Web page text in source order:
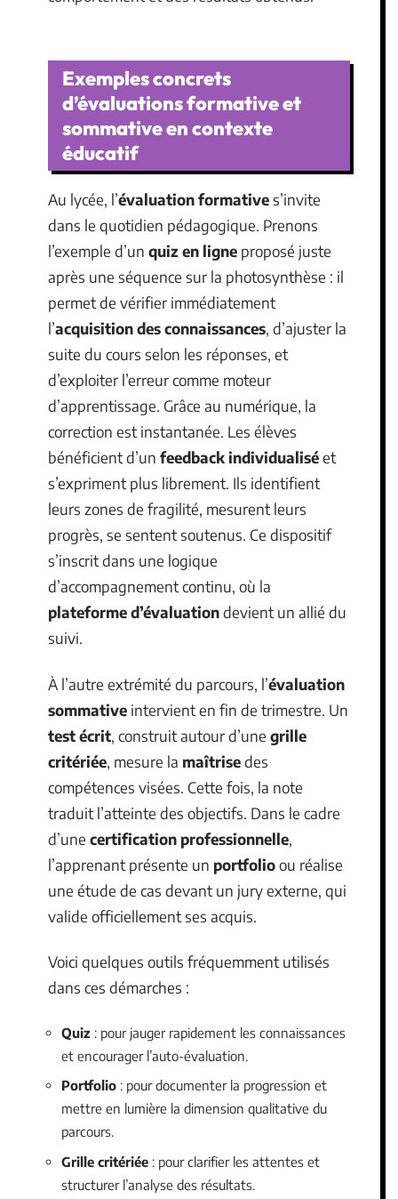
Exemples concrets
d’évaluations formative et
sommative en contexte
éducatif
Au lycée, l’évaluation formatives’invite
dans le quotidien pédagogique. Prenons
l’exemple d’un quiz en ligne proposé juste
après une séquence sur la photosynthèse : il
permet de vérifier immédiatement
l’acquisition des connaissances, d’ajuster la
suite du cours selon les réponses, et
d’exploiter l’erreur comme moteur
d’apprentissage. Grâce au numérique, la
correction est instantanée. Les élèves
bénéficient d’un feedback individualiséet
s’expriment plus librement. Ils identifient
leurs zones de fragilité, mesurent leurs
progrès, se sentent soutenus. Ce dispositif
s’inscrit dans une logique
d’accompagnement continu, où la
plateforme d’évaluationdevient un allié du
suivi.
À l’autre extrémité du parcours, l’évaluation
sommative intervient en fin de trimestre. Un
test écrit, construit autour d’une grille
critériée, mesure la maîtrisedes
compétences visées. Cette fois, la note
traduit l’atteinte des objectifs. Dans le cadre
d’une certification professionnelle,
l’apprenant présente un portfolioou réalise
une étude de cas devant un jury externe, qui
valide officiellement ses acquis.
Voici quelques outils fréquemment utilisés
dans ces démarches :
Quiz : pour jauger rapidement les connaissances
et encourager l’auto-évaluation.
Portfolio : pour documenter la progression et
mettre en lumière la dimension qualitative du
parcours.
Grille critériée : pour clarifier les attentes et
structurer l’analyse des résultats.